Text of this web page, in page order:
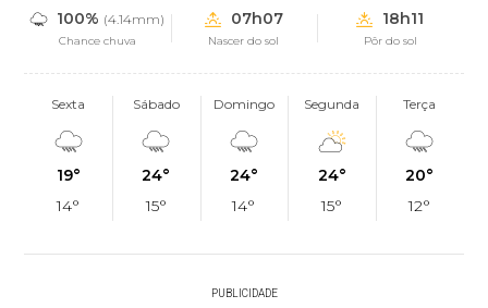
100% (4.14mm)
Chance chuva
07h07
Nascer do sol
18h11
Pôr do sol
Sexta
19°
14°
Sábado
24°
15°
Domingo
24°
14°
Segunda
24°
15°
Terça
20°
12°
PUBLICIDADE